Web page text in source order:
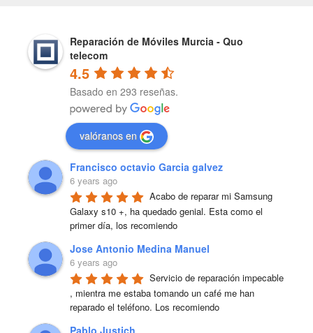
Reparación de Móviles Murcia - Quo
telecom
4.5
Basado en 293 reseñas.
valóranos en
Francisco octavio Garcia galvez
6 years ago
Acabo de reparar mi Samsung
Galaxy s10 +, ha quedado genial. Esta como el
primer día, los recomiendo
Jose Antonio Medina Manuel
6 years ago
Servicio de reparación impecable
, mientra me estaba tomando un café me han
reparado el teléfono. Los recomiendo